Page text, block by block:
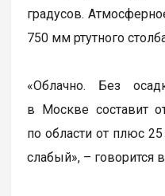
градусов.
750 мм ртутного
«Облачно. Без
в Москве составит
по области от плюс
слабый», – говорится